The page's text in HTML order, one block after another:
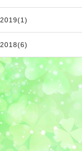
2019(1)
2018(6)